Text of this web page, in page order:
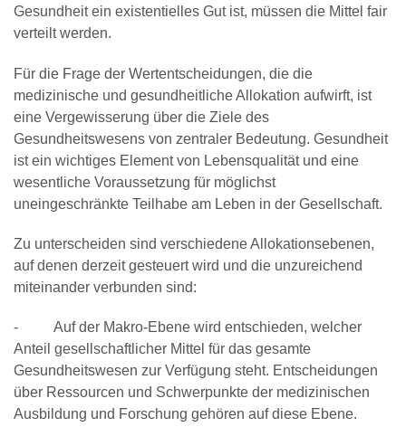
Gesundheit ein existentielles Gut ist, müssen die Mittel fair
verteilt werden.
Für die Frage der Wertentscheidungen, die die
medizinische und gesundheitliche Allokation aufwirft, ist
eine Vergewisserung über die Ziele des
Gesundheitswesens von zentraler Bedeutung. Gesundheit
ist ein wichtiges Element von Lebensqualität und eine
wesentliche Voraussetzung für möglichst
uneingeschränkte Teilhabe am Leben in der Gesellschaft.
Zu unterscheiden sind verschiedene Allokationsebenen,
auf denen derzeit gesteuert wird und die unzureichend
miteinander verbunden sind:
- Auf der Makro-Ebene wird entschieden, welcher
Anteil gesellschaftlicher Mittel für das gesamte
Gesundheitswesen zur Verfügung steht. Entscheidungen
über Ressourcen und Schwerpunkte der medizinischen
Ausbildung und Forschung gehören auf diese Ebene.